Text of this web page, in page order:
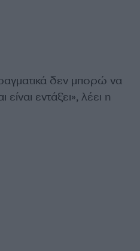
δεν μπορώ να
εντάξει», λέει η